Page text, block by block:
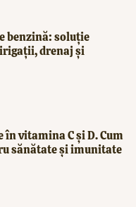
benzină: soluție
drenaj și
vitamina C și D. Cum
sănătate și imunitate